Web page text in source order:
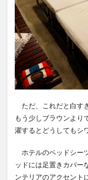
ただ、これだと白す
もう少しブラウンより
濯するとどうしてもシ
ホテルのベッドシー
ッドには足置きカバー
ンテリアのアクセント